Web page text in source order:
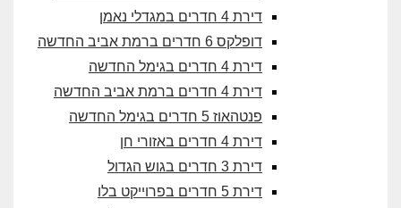
דירת 4 חדרים במגדלי נאמן
דופלקס 6 חדרים ברמת אביב החדשה
דירת 4 חדרים בגימל החדשה
דירת 4 חדרים ברמת אביב החדשה
פנטהאוז 5 חדרים בגימל החדשה
דירת 4 חדרים באזורי חן
דירת 3 חדרים בגוש הגדול
דירת 5 חדרים בפרוייקט בלו